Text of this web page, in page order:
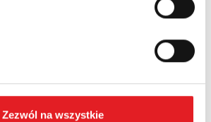
Zezwól na wszystkie
the processing of my personal data by
in thePrivacy Policy*
thePrivacy Policy*